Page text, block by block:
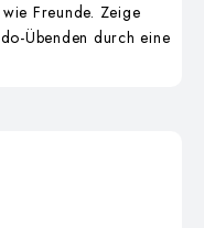
Freunde. Zeige
Übenden durch eine